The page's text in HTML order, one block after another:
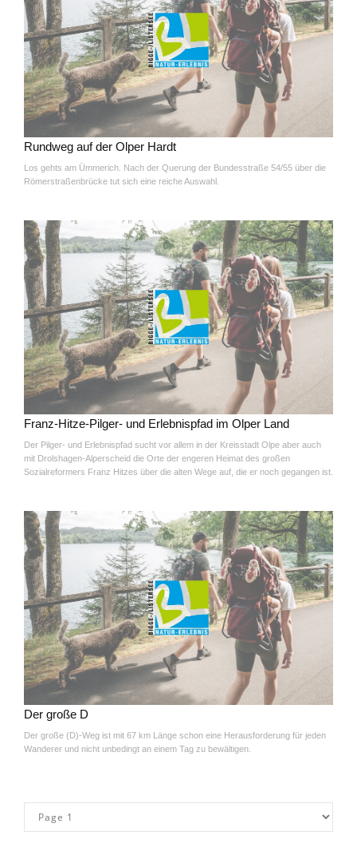
Rundweg auf der Olper Hardt
Los gehts am Ümmerich. Nach der Querung der Bundesstraße 54/55 über die
Römerstraßenbrücke tut sich eine reiche Auswahl.
Franz-Hitze-Pilger- und Erlebnispfad im Olper Land
Der Pilger- und Erlebnispfad sucht vor allem in der Kreisstadt Olpe aber auch
mit Drolshagen-Alperscheid die Orte der engeren Heimat des großen
Sozialreformers Franz Hitzes über die alten Wege auf, die er noch gegangen ist.
Der große D
Der große (D)-Weg ist mit 67 km Länge schon eine Herausforderung für jeden
Wanderer und nicht unbedingt an einem Tag zu bewältigen.